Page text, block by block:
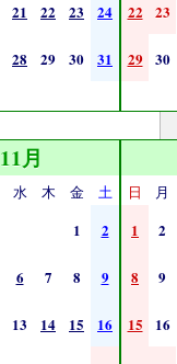
21 22 23 24
28 29 30 31
22 23
29 30
11月
水 木 金 土
1 2
6 7 8 9
13 14 15 16
日 月
1 2
8 9
15 16